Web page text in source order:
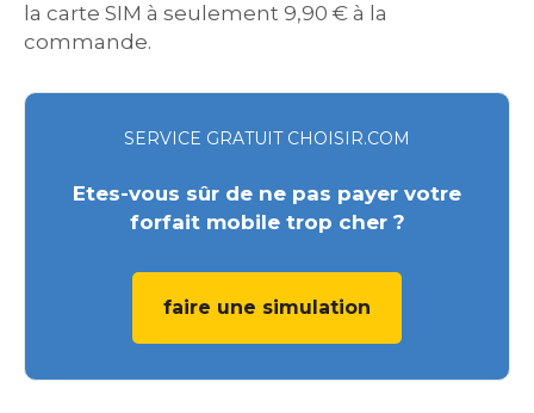
la carte SIM à seulement 9,90 € à la
commande.
SERVICE GRATUIT CHOISIR.COM
Etes-vous sûr de ne pas payer votre
forfait mobile trop cher ?
faire une simulation